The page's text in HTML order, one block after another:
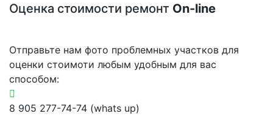
Оценка стоимости ремонт On-line
Отправьте нам фото проблемных участков для
оценки стоимоти любым удобным для вас
способом:
8 905 277-74-74 (whats up)